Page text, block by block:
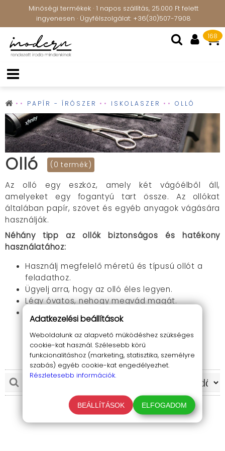
Minőségi termékek · 1 napos szállítás, 25.000 Ft felett
ingyenesen · Ügyfélszolgálat: +36(30)507-7908
168
PAPÍR - ÍRÓSZER ISKOLASZER OLLÓ
Olló (0 termék)
Az olló egy eszköz, amely két vágóélből áll,
amelyeket egy fogantyú tart össze. Az ollókat
általában papír, szövet és egyéb anyagok vágására
használják.
Néhány tipp az ollók biztonságos és hatékony
használatához:
Használj megfelelő méretű és típusú ollót a
feladathoz.
Ügyelj arra, hogy az olló éles legyen.
Légy óvatos, nehogy megvád magát.
Ne használd az ollót más célra, mint amire
tervezték.
Az irodai ollók kiválasztásakor számos szempontot
kell figyelembe venni, beleértve a következőket:
Méret: Az irodai ollók különböző méretűek
lehetnek. A kisebb ollók könnyebben kezelhetők,
míg a nagyobb ollók nagyobb papírokat és
anyagokat vághatnak.
Típus: Az irodai ollók különböző típusúak
TOVÁBB OLVASOM
Adatkezelési beállítások
Weboldalunk az alapvető működéshez szükséges
cookie-kat használ. Szélesebb körű
funkcionalitáshoz (marketing, statisztika, személyre
szabás) egyéb cookie-kat engedélyezhet.
Részletesebb információk.
BEÁLLÍTÁSOK ELFOGADOM